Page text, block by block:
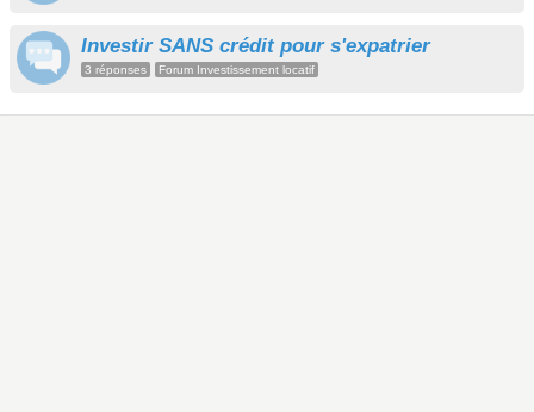
Investir SANS crédit pour s'expatrier
3 réponses Forum Investissement locatif